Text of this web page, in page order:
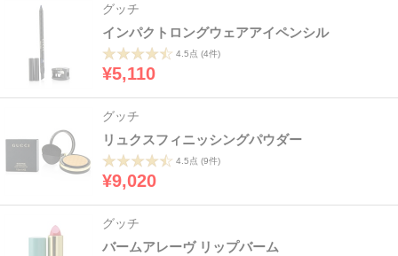
グッチ
インパクトロングウェアアイペンシル
4.5点 (4件)
¥5,110
グッチ
リュクスフィニッシングパウダー
4.5点 (9件)
¥9,020
グッチ
バームアレーヴ リップバーム